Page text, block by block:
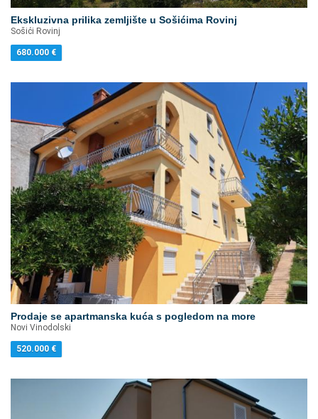
Ekskluzivna prilika zemljište u Sošićima Rovinj
Sošići Rovinj
680.000 €
Prodaje se apartmanska kuća s pogledom na more
Novi Vinodolski
520.000 €